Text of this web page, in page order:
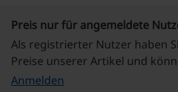
Preis nur für angemeldete
Als registrierter Nutzer haben
Preise unserer Artikel und
Anmelden